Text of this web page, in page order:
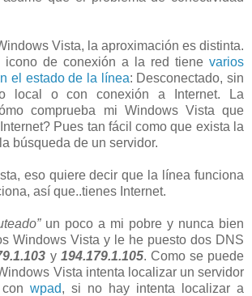
Vista, la aproximación es distinta.
icono de conexión a la red tiene varios
el estado de la línea: Desconectado, sin
local o con conexión a Internet. La
comprueba mi Windows Vista que
Pues tan fácil como que exista la
búsqueda de un servidor.
eso quiere decir que la línea funciona
así que..tienes Internet.
un poco a mi pobre y nunca bien
Windows Vista y le he puesto dos DNS
y 194.179.1.105. Como se puede
Vista intenta localizar un servidor
wpad, si no hay intenta localizar a